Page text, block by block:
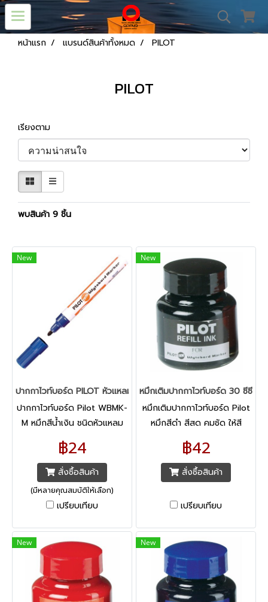
หน้าแรก แบรนด์สินค้าทั้งหมด PILOT
PILOT
เรียงตาม
พบสินค้า 9 ชิ้น
New
ปากกาไวท์บอร์ด PILOT หัวแหลม
ปากกาไวท์บอร์ด Pilot WBMK-
M หมึกสีน้ำเงิน ชนิดหัวแหลม
สำหรับเขียนบนกระดานไวท์
บอร์ด พลาสติก หรือแก้ว ลบ
ออกง่าย โดยไม่ทิ้งคราบ หมึก
ไม่มีกลิ่นฉุน ปลอดสารพิษ ไม่
เป็นอันตรายต่อสุขภาพ หัวปาก
ง่าย ให้การเขียนที่ไหลลื่นและเส้น
หมึกคมชัดยิ่งขึ้น ขนาดเส้น 1.5-
2 มม. (ขึ้นอยู่กับองศาการเขียน)
สามารถเติมหมึกได้ง่ายเมื่อหมึก
หมด
฿24
สั่งซื้อสินค้า
(มีหลายคุณสมบัติให้เลือก)
เปรียบเทียบ
New
หมึกเติมปากกาไวท์บอร์ด 30 ซีซี. สี
หมึกเติมปากกาไวท์บอร์ด Pilot
หมึกสีดำ สีสด คมชัด ให้สี
สม่ำเสมอทุกงานเขียน ลบออก
ง่าย ไม่ทิ้งคราบสกปรก เติมง่าย
฿42
สั่งซื้อสินค้า
เปรียบเทียบ
New New